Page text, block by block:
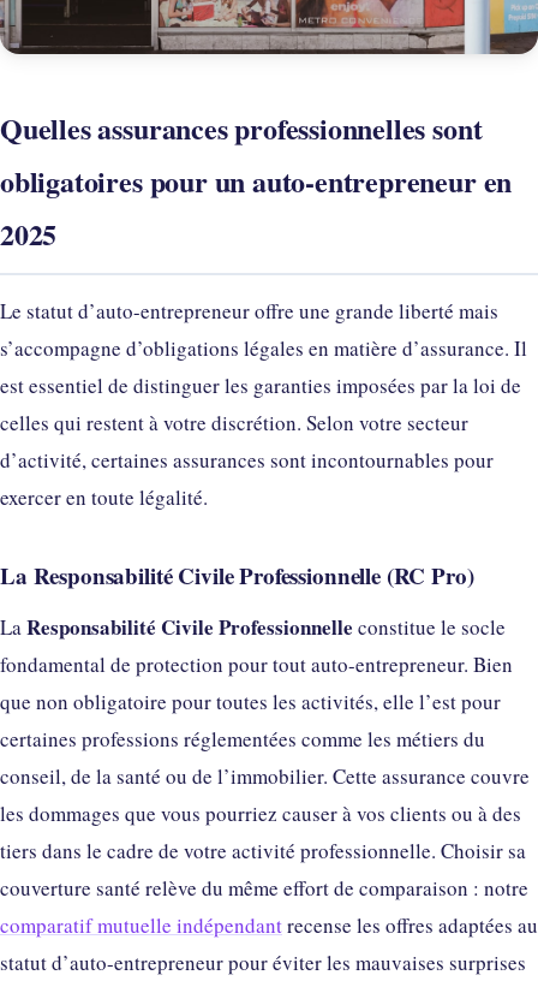
Quelles assurances professionnelles sont
obligatoires pour un auto-entrepreneur en
2025
Le statut d’auto-entrepreneur offre une grande liberté mais
s’accompagne d’obligations légales en matière d’assurance. Il
est essentiel de distinguer les garanties imposées par la loi de
celles qui restent à votre discrétion. Selon votre secteur
d’activité, certaines assurances sont incontournables pour
exercer en toute légalité.
La Responsabilité Civile Professionnelle (RC Pro)
LaResponsabilité Civile Professionnelle constitue le socle
fondamental de protection pour tout auto-entrepreneur. Bien
que non obligatoire pour toutes les activités, elle l’est pour
certaines professions réglementées comme les métiers du
conseil, de la santé ou de l’immobilier. Cette assurance couvre
les dommages que vous pourriez causer à vos clients ou à des
tiers dans le cadre de votre activité professionnelle. Choisir sa
couverture santé relève du même effort de comparaison : notre
comparatif mutuelle indépendantrecense les offres adaptées au
statut d’auto-entrepreneur pour éviter les mauvaises surprises